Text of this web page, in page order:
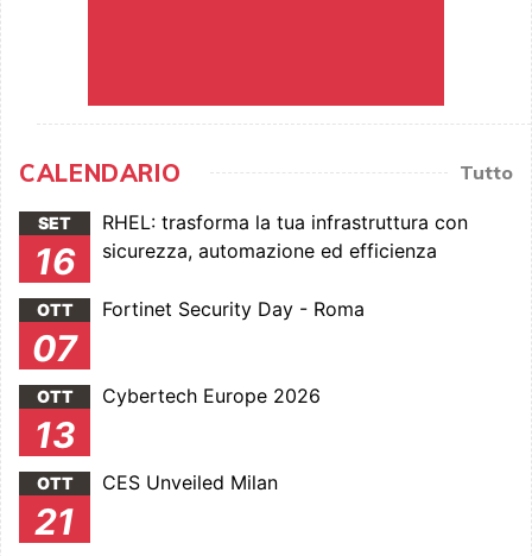
CALENDARIO Tutto
SET
16
RHEL: trasforma la tua infrastruttura con
sicurezza, automazione ed efficienza
OTT
07
Fortinet Security Day - Roma
OTT
13
Cybertech Europe 2026
OTT
21
CES Unveiled Milan